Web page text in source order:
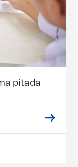
pitada